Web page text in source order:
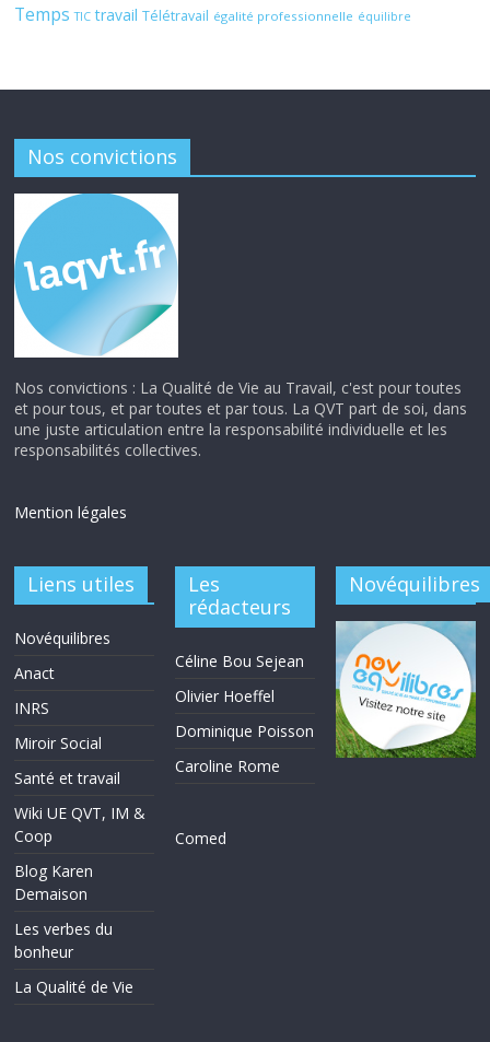
Temps TIC travail Télétravail égalité professionnelle équilibre
Nos convictions
Nos convictions : La Qualité de Vie au Travail, c'est pour toutes
et pour tous, et par toutes et par tous. La QVT part de soi, dans
une juste articulation entre la responsabilité individuelle et les
responsabilités collectives.
Mention légales
Liens utiles
Novéquilibres
Anact
INRS
Miroir Social
Santé et travail
Wiki UE QVT, IM &
Coop
Blog Karen
Demaison
Les verbes du
bonheur
La Qualité de Vie
Les
rédacteurs
Céline Bou Sejean
Olivier Hoeffel
Dominique Poisson
Caroline Rome
Comed
Novéquilibres